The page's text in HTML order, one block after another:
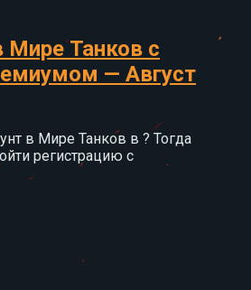
Мире Танков с
— Август
в Мире Танков в ? Тогда
регистрацию с